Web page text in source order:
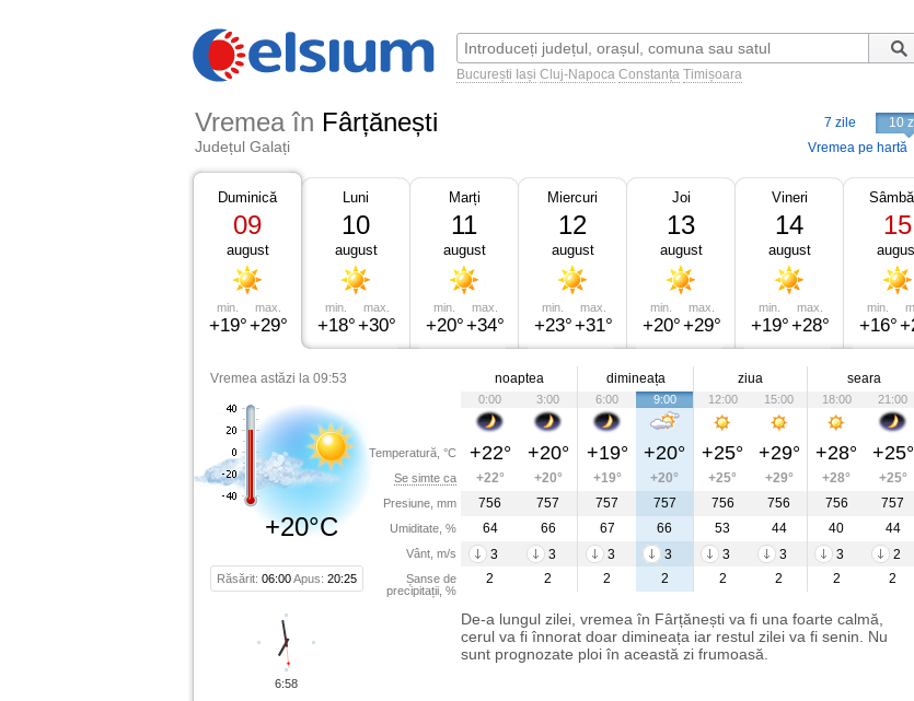
București Iași Cluj-Napoca Constanța Timișoara
Vremea în Fârțănești
Județul Galați
7 zile
10
Vremea pe hartă
Duminică
09
august
min.
+19°
max.
+29°
Luni
10
august
min.
+18°
max.
+30°
Marți
11
august
min.
+20°
max.
+34°
Miercuri
12
august
min.
+23°
max.
+31°
Joi
13
august
min.
+20°
max.
+29°
Vineri
14
august
min.
+19°
max.
+28°
15
min.
+16°
Vremea astăzi la 09:53
+20°C
Răsărit: 06:00Apus: 20:25
Temperatură, °C
Se simte ca
Presiune, mm
Umiditate, %
Vânt, m/s
Șanse de
precipitații, %
noaptea dimineața ziua seara
0:00 3:00 6:00 9:00 12:00 15:00 18:00 21:00
+22° +20° +19° +20° +25° +29° +28° +25°
+22° +20° +19° +20° +25° +29° +28°
+25°
756
757 757 757 756 756 756
757
64
66 67 66 53 44 40
44
3
3 3 3 3 3 3
2
2
2 2 2 2 2 2 2
De-a lungul zilei, vremea în Fârțănești va fi una foarte calmă,
cerul va fi înnorat doar dimineața iar restul zilei va fi senin. Nu
sunt prognozate ploi în această zi frumoasă.
6:58